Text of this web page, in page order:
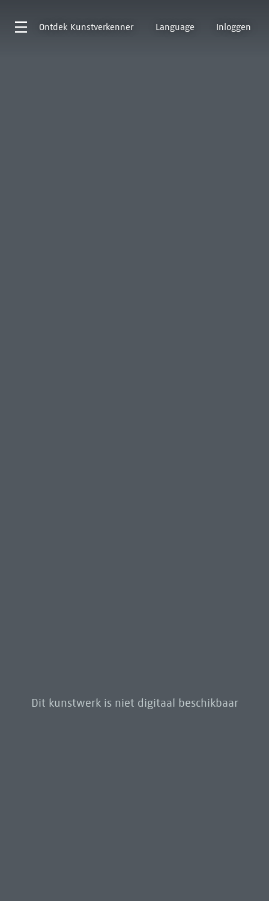
Ontdek Kunstverkenner Language Inloggen
Dit kunstwerk is niet digitaal beschikbaar